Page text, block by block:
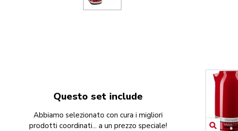
Questo set include
Abbiamo selezionato con cura i migliori
prodotti coordinati... a un prezzo speciale!